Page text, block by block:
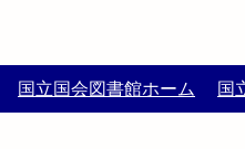
国立国会図書館ホーム 国